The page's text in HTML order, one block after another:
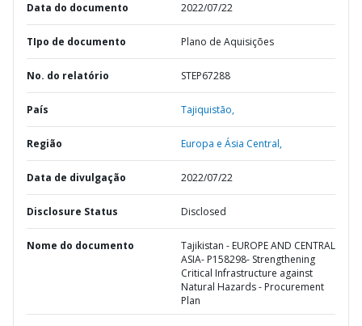
Data do documento 2022/07/22
TIpo de documento Plano de Aquisições
No. do relatório STEP67288
País Tajiquistão,
Região Europa e Ásia Central,
Data de divulgação 2022/07/22
Disclosure Status Disclosed
Nome do documento
Tajikistan - EUROPE AND CENTRAL
ASIA- P158298- Strengthening
Critical Infrastructure against
Natural Hazards - Procurement
Plan